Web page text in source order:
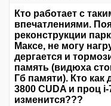
Кто работает с
впечатлениями.
реконструкции
Максе, не могу
дергается и
память (видюха
Гб памяти). Кто как
3800 CUDA и проц
изменится???